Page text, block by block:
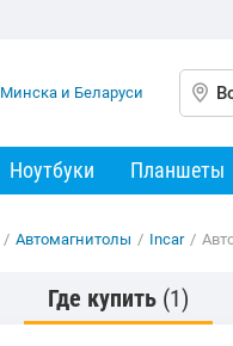
Ноутбуки Планшеты
/ Автомагнитолы / Incar /
Где купить (1)